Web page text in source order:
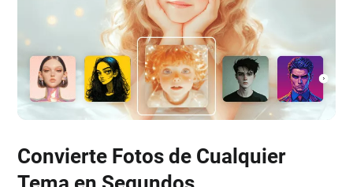
Convierte Fotos de Cualquier